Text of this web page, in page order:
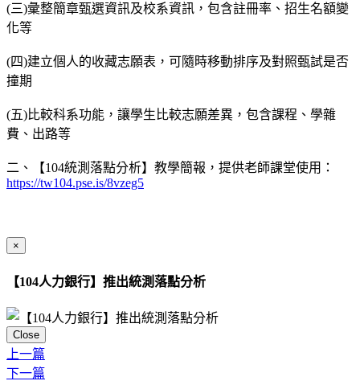
(三)彙整簡章甄選資訊及校系資訊，包含註冊率、招生名額變
化等
(四)建立個人的收藏志願表，可隨時移動排序及對照甄試是否
撞期
(五)比較科系功能，讓學生比較志願差異，包含課程、學雜
費、出路等
二、【104統測落點分析】教學簡報，提供老師課堂使用：
https://tw104.pse.is/8vzeg5
×
【104人力銀行】推出統測落點分析
Close
上一篇
下一篇